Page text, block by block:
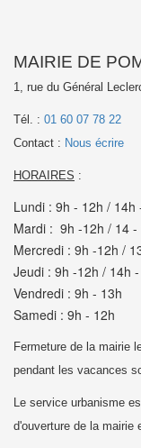
MAIRIE DE
1, rue du Général
Tél. : 01 60 07 78 22
Contact : Nous écrire
HORAIRES :
Lundi : 9h - 12h / 14h
Mardi : 9h -12h / 14 -
Mercredi : 9h -12h /
Jeudi : 9h -12h / 14h
Vendredi : 9h - 13h
Samedi : 9h - 12h
Fermeture de la mairie
pendant les vacances
Le service urbanisme
d'ouverture de la mairie